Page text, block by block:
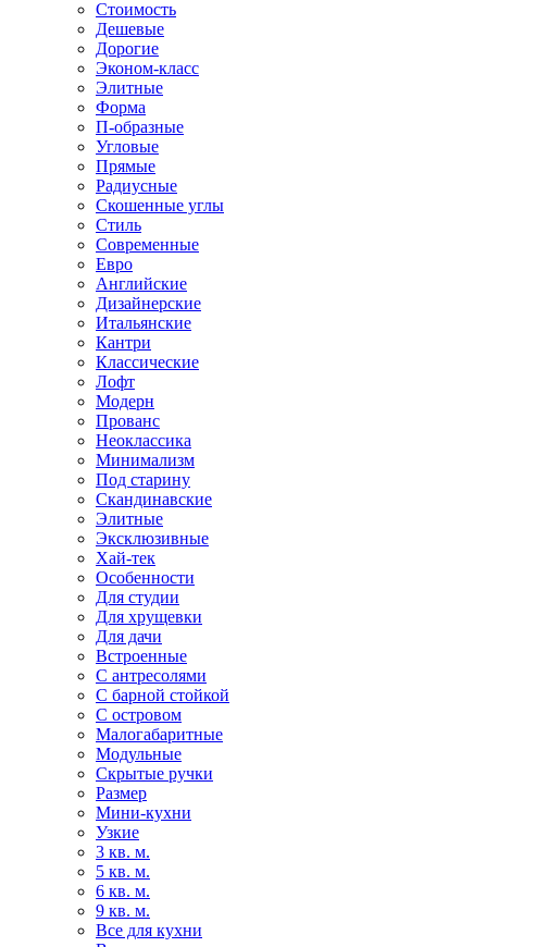
Стоимость
Дешевые
Дорогие
Эконом-класс
Элитные
Форма
П-образные
Угловые
Прямые
Радиусные
Скошенные углы
Стиль
Современные
Евро
Английские
Дизайнерские
Итальянские
Кантри
Классические
Лофт
Модерн
Прованс
Неоклассика
Минимализм
Под старину
Скандинавские
Элитные
Эксклюзивные
Хай-тек
Особенности
Для студии
Для хрущевки
Для дачи
Встроенные
С антресолями
С барной стойкой
С островом
Малогабаритные
Модульные
Скрытые ручки
Размер
Мини-кухни
Узкие
3 кв. м.
5 кв. м.
6 кв. м.
9 кв. м.
Все для кухни